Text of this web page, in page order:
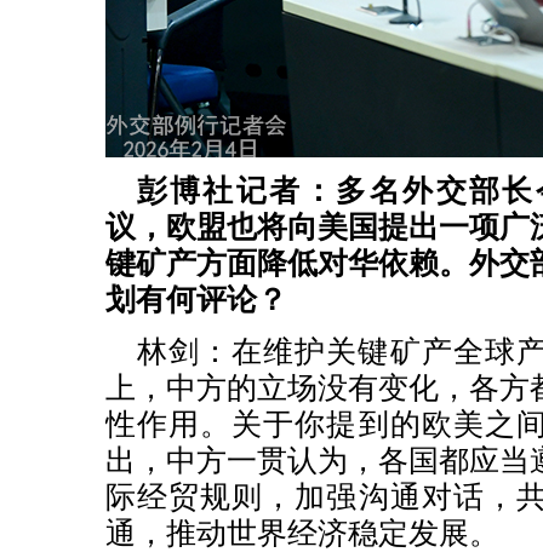
彭博社记者：多名外交部
议，欧盟也将向美国提出一项广
键矿产方面降低对华依赖。外交
划有何评论？
林剑：在维护关键矿产全球
上，中方的立场没有变化，各
性作用。关于你提到的欧美之
出，中方一贯认为，各国都应当
际经贸规则，加强沟通对话，
通，推动世界经济稳定发展。